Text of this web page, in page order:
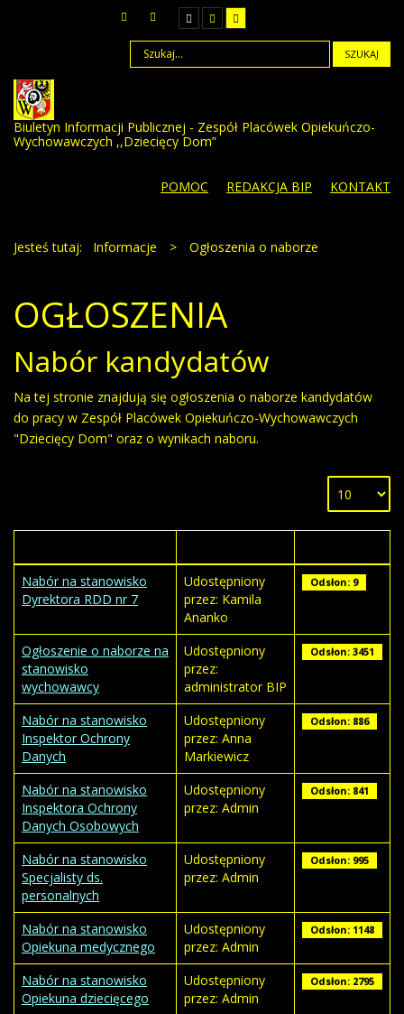
SZUKAJ
Biuletyn Informacji Publicznej - Zespół Placówek Opiekuńczo-
Wychowawczych ,,Dziecięcy Dom”
POMOC REDAKCJA BIP KONTAKT
Jesteś tutaj: Informacje > Ogłoszenia o naborze
OGŁOSZENIA
Nabór kandydatów
Na tej stronie znajdują się ogłoszenia o naborze kandydatów
do pracy w Zespół Placówek Opiekuńczo-Wychowawczych
"Dziecięcy Dom" oraz o wynikach naboru.
Nabór na stanowisko
Dyrektora RDD nr 7
Udostępniony
przez: Kamila
Ananko
Odsłon: 9
Ogłoszenie o naborze na
stanowisko
wychowawcy
Udostępniony
przez:
administrator BIP
Odsłon: 3451
Nabór na stanowisko
Inspektor Ochrony
Danych
Udostępniony
przez: Anna
Markiewicz
Odsłon: 886
Nabór na stanowisko
Inspektora Ochrony
Danych Osobowych
Udostępniony
przez: Admin
Odsłon: 841
Nabór na stanowisko
Specjalisty ds.
personalnych
Udostępniony
przez: Admin
Odsłon: 995
Nabór na stanowisko
Opiekuna medycznego
Udostępniony
przez: Admin
Odsłon: 1148
Nabór na stanowisko
Opiekuna dziecięcego
Udostępniony
przez: Admin
Odsłon: 2795